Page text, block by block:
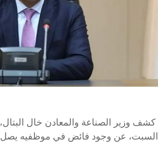
كشف وزير الصناعة والمعادن خال البتال،
السبت، عن وجود فائض في موظفيه يصل